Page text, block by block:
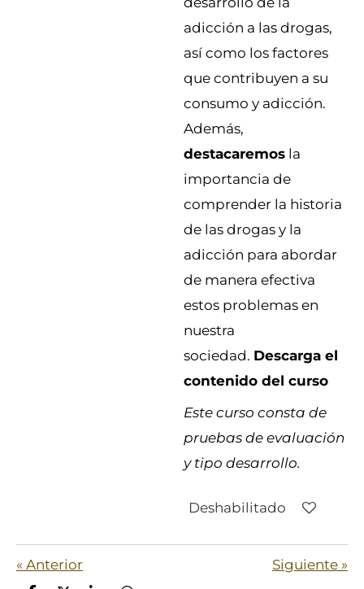
adicción a las drogas,
así como los factores
que contribuyen a su
consumo y adicción.
Además,
destacaremos la
importancia de
comprender la historia
de las drogas y la
adicción para abordar
de manera efectiva
estos problemas en
nuestra
sociedad. Descarga el
contenido del curso
Este curso consta de
pruebas de evaluación
y tipo desarrollo.
Deshabilitado
«Anterior Siguiente »